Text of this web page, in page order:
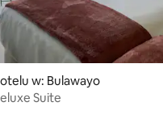
w: Bulawayo
Suite